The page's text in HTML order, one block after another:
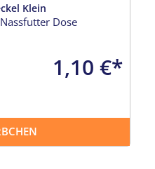
von 0 von 5 Sternen
Klein
Dose
1,10 €*